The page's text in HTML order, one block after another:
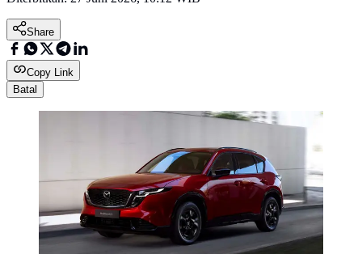
Share
Copy Link
Batal